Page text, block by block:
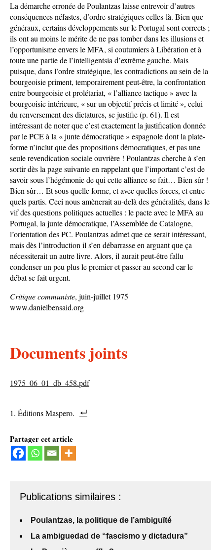
La démarche erronée de Poulantzas laisse entrevoir d’autres
conséquences néfastes, d’ordre stratégiques celles-là. Bien que
généraux, certains développements sur le Portugal sont corrects ;
ils ont au moins le mérite de ne pas tomber dans les illusions et
l’opportunisme envers le MFA, si coutumiers à Libération et à
toute une partie de l’intelligentsia d’extrême gauche. Mais
puisque, dans l’ordre stratégique, les contradictions au sein de la
bourgeoisie priment, temporairement peut-être, la confrontation
entre bourgeoisie et prolétariat, « l’alliance tactique » avec la
bourgeoisie intérieure, « sur un objectif précis et limité », celui
du renversement des dictatures, se justifie (p. 61). Il est
intéressant de noter que c’est exactement la justification donnée
par le PCE à la « junte démocratique » espagnole dont la plate-
forme n’inclut que des propositions démocratiques, et pas une
seule revendication sociale ouvrière ! Poulantzas cherche à s’en
sortir dès la page suivante en rappelant que l’important c’est de
savoir sous l’hégémonie de qui cette alliance se fait… Bien sûr !
Bien sûr… Et sous quelle forme, et avec quelles forces, et entre
quels partis. Ceci nous amènerait au-delà des généralités, dans le
vif des questions politiques actuelles : le pacte avec le MFA au
Portugal, la junte démocratique, l’Assemblée de Catalogne,
l’orientation des PC. Poulantzas admet que ce serait intéressant,
mais dès l’introduction il s’en débarrasse en arguant que ça
nécessiterait un autre livre. Alors, il aurait peut-être fallu
condenser un peu plus le premier et passer au second car le
débat se fait urgent.
Critique communiste, juin-juillet 1975
www.danielbensaid.org
Documents joints
1975_06_01_db_458.pdf
Éditions Maspero.
Partager cet article
Publications similaires :
Poulantzas, la politique de l’ambiguïté
La ambiguedad de “fascismo y dictadura”